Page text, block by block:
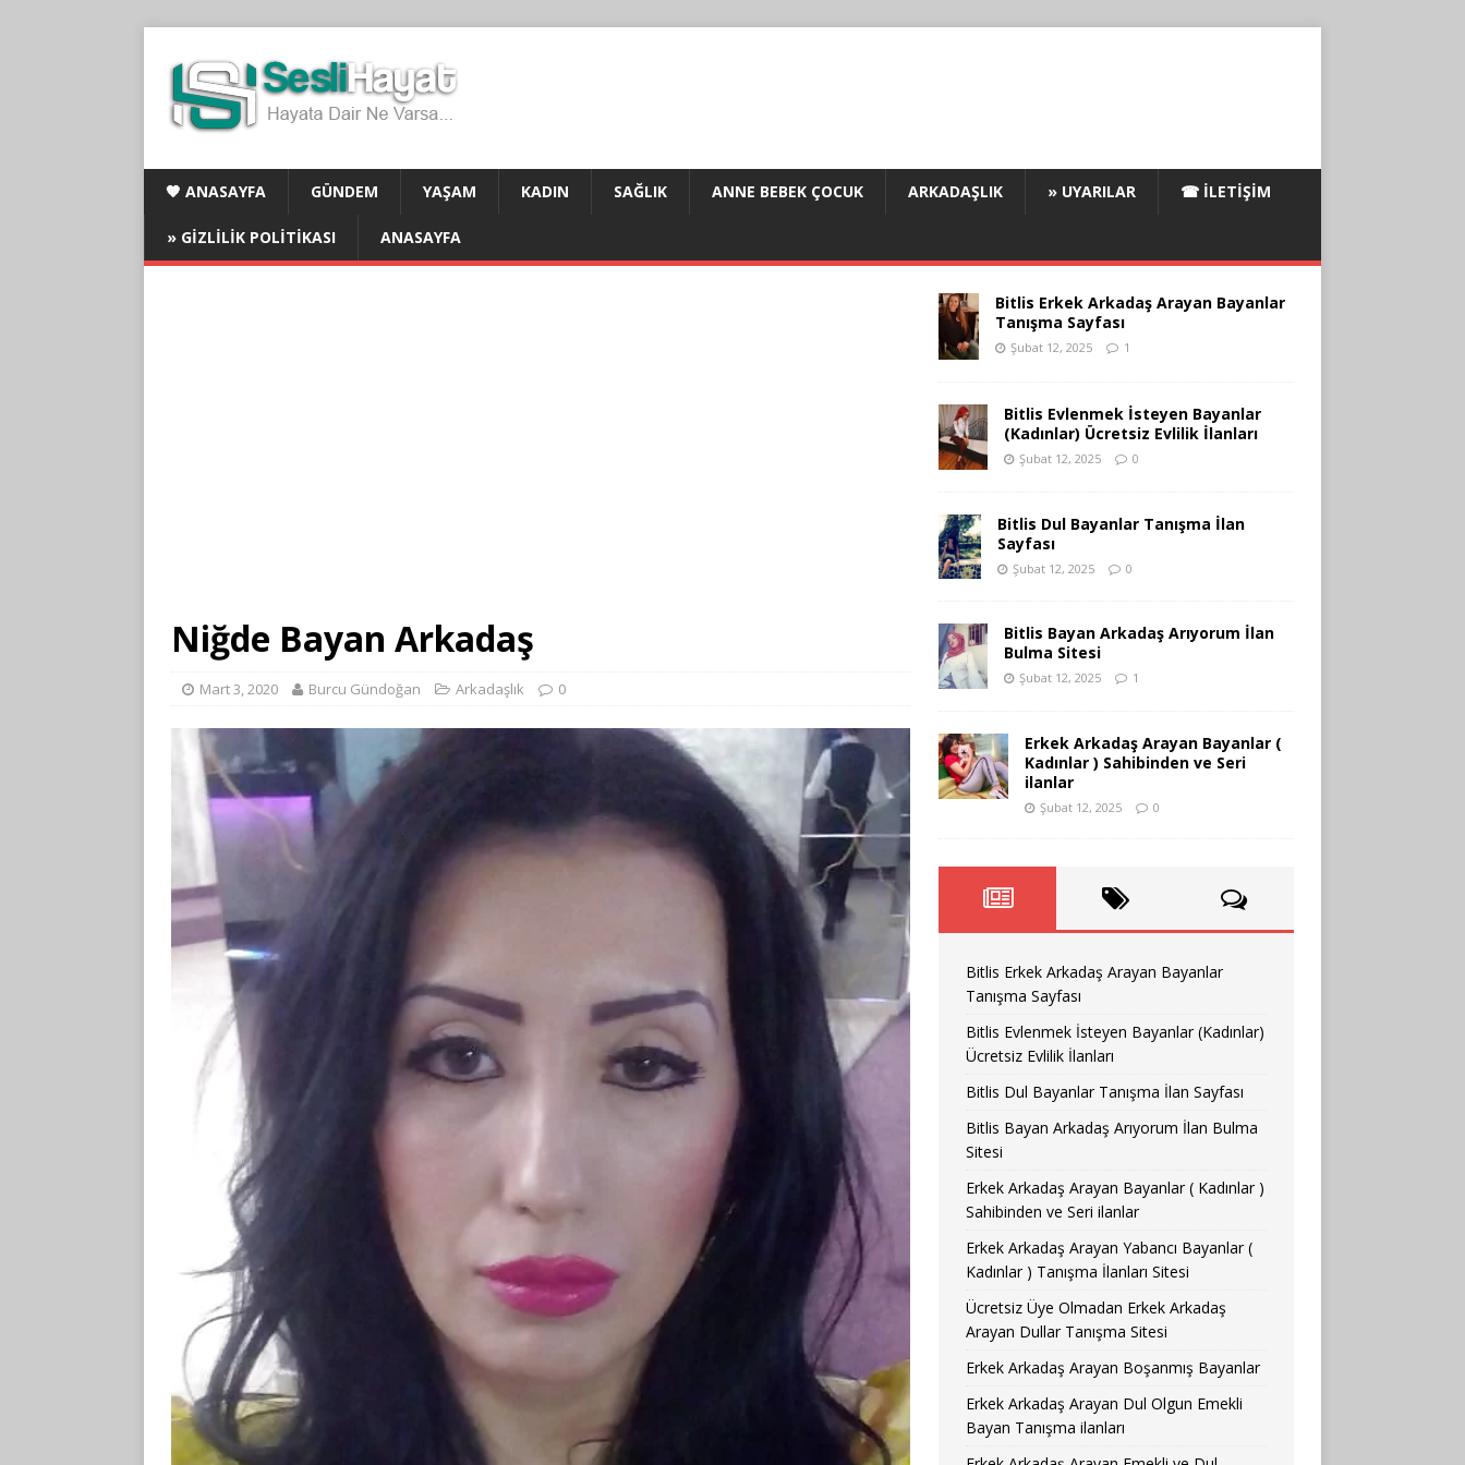
🧡 ANASAYFA GÜNDEM YAŞAM KADIN SAĞLIK ANNE BEBEK ÇOCUK ARKADAŞLIK » UYARILAR ☎ İLETIŞIM
» GIZLILIK POLITIKASI ANASAYFA
Niğde Bayan Arkadaş
Mart 3, 2020 Burcu Gündoğan Arkadaşlık 0
Bitlis Erkek Arkadaş Arayan Bayanlar
Tanışma Sayfası
Şubat 12, 2025 1
Bitlis Evlenmek İsteyen Bayanlar
(Kadınlar) Ücretsiz Evlilik İlanları
Şubat 12, 2025 0
Bitlis Dul Bayanlar Tanışma İlan
Sayfası
Şubat 12, 2025 0
Bitlis Bayan Arkadaş Arıyorum İlan
Bulma Sitesi
Şubat 12, 2025 1
Erkek Arkadaş Arayan Bayanlar (
Kadınlar ) Sahibinden ve Seri
ilanlar
Şubat 12, 2025 0
Bitlis Erkek Arkadaş Arayan Bayanlar
Tanışma Sayfası
Bitlis Evlenmek İsteyen Bayanlar (Kadınlar)
Ücretsiz Evlilik İlanları
Bitlis Dul Bayanlar Tanışma İlan Sayfası
Bitlis Bayan Arkadaş Arıyorum İlan Bulma
Sitesi
Erkek Arkadaş Arayan Bayanlar ( Kadınlar )
Sahibinden ve Seri ilanlar
Erkek Arkadaş Arayan Yabancı Bayanlar (
Kadınlar ) Tanışma İlanları Sitesi
Ücretsiz Üye Olmadan Erkek Arkadaş
Arayan Dullar Tanışma Sitesi
Erkek Arkadaş Arayan Boşanmış Bayanlar
Erkek Arkadaş Arayan Dul Olgun Emekli
Bayan Tanışma ilanları